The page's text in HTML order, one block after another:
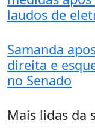
laudos de
Samanda
direita e
no Senado
Mais lidas da